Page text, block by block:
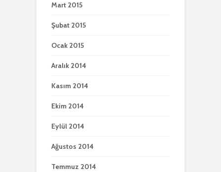
Mart 2015
Şubat 2015
Ocak 2015
Aralık 2014
Kasım 2014
Ekim 2014
Eylül 2014
Ağustos 2014
Temmuz 2014